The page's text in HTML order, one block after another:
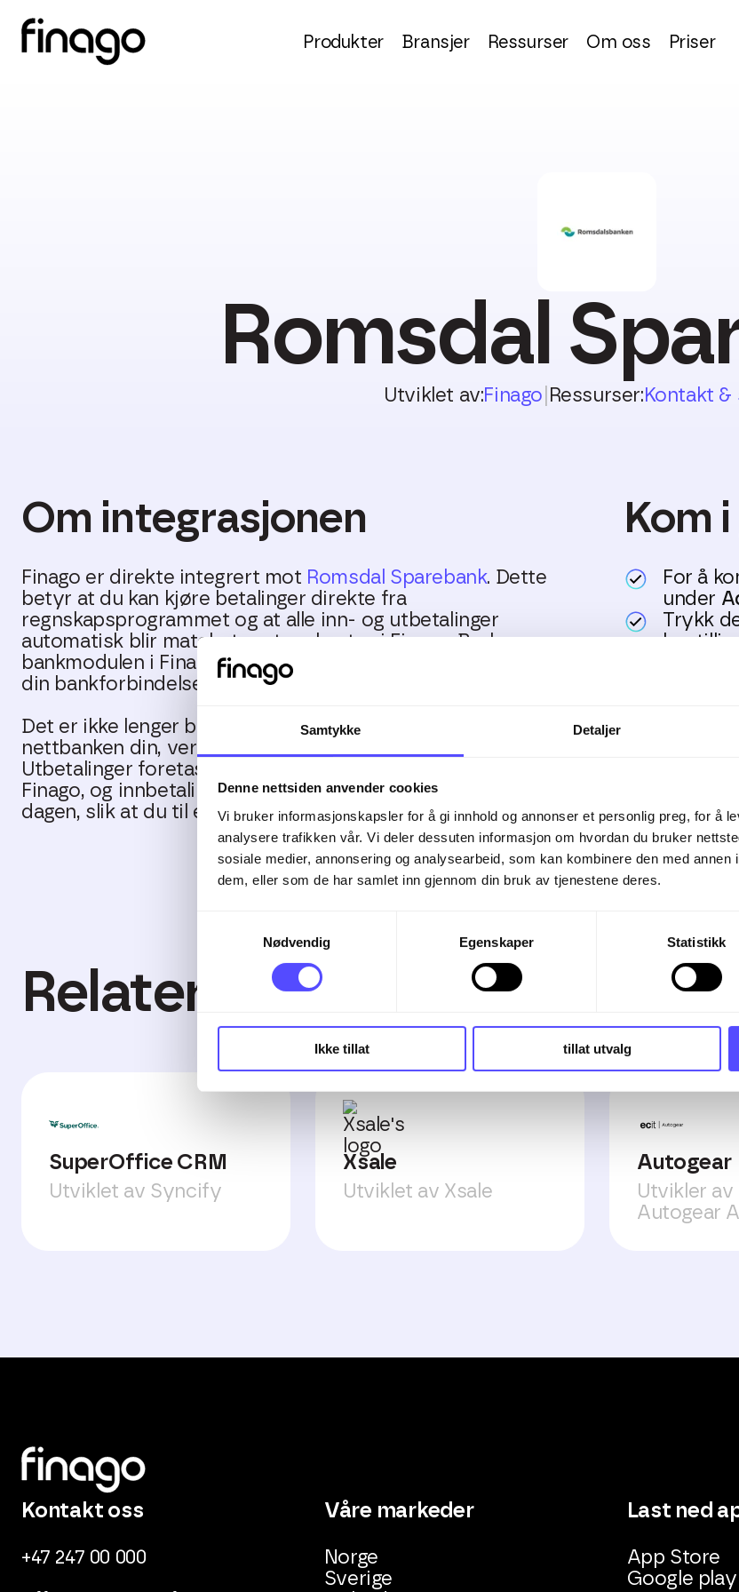
Samtykke Detaljer
Denne nettsiden anvender cookies
Vi bruker informasjonskapsler for å gi innhold og annonser et personlig preg, for å
analysere trafikken vår. Vi deler dessuten informasjon om hvordan du bruker
sosiale medier, annonsering og analysearbeid, som kan kombinere den med
dem, eller som de har samlet inn gjennom din bruk av tjenestene deres.
Nødvendig
Egenskaper Statistikk
Ikke tillat tillat utvalg
Produkter Bransjer Ressurser Om oss Priser
Romsdal
Utviklet av:Finago Ressurser:Kontakt
Om integrasjonen
Finago er direkte integrert mot Romsdal Sparebank. Dette
betyr at du kan kjøre betalinger direkte fra
regnskapsprogrammet og at alle inn- og utbetalinger
automatisk blir matchet mot reskontro i Finago. Bruk
bankmodulen i Finago og utnytt effektiv samhandling med
din bankforbindelse.
Det er ikke lenger behov for å laste filer opp og ned i
nettbanken din, verken i forhold til inn- eller utbetalinger.
Utbetalinger foretas automatisk etter at du har godkjent de i
Finago, og innbetalinger hentes automatisk flere ganger om
dagen, slik at du til enhver tid har oppdatert reskontro.
Kom
For å
under
Trykk
I
Skulle du
Relaterte integrasjoner
SuperOffice CRM
Utviklet av Syncify
Xsale
Utviklet av Xsale
Autogear
Utvikler av
Autogear
Kontakt oss
+47 247 00 000
Våre markeder
Norge
Sverige
Last ned
App Store
Google play